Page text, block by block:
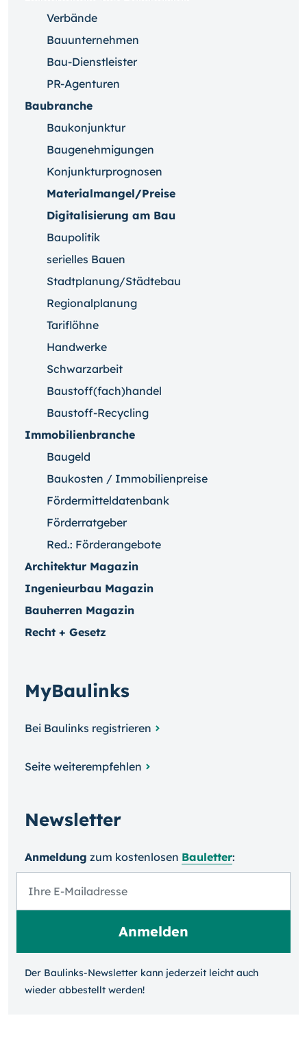
Verbände
Bauunternehmen
Bau-Dienstleister
PR-Agenturen
Baubranche
Baukonjunktur
Baugenehmigungen
Konjunkturprognosen
Materialmangel/Preise
Digitalisierung am Bau
Baupolitik
serielles Bauen
Stadtplanung/Städtebau
Regionalplanung
Tariflöhne
Handwerke
Schwarzarbeit
Baustoff(fach)handel
Baustoff-Recycling
Immobilienbranche
Baugeld
Baukosten / Immobilienpreise
Fördermitteldatenbank
Förderratgeber
Red.: Förderangebote
Architektur Magazin
Ingenieurbau Magazin
Bauherren Magazin
Recht + Gesetz
MyBaulinks
Bei Baulinks registrieren
Seite weiterempfehlen
Newsletter
Anmeldung zum kosten­losen Bauletter:
Der Baulinks-Newsletter kann jeder­zeit leicht auch
wieder ab­bestellt werden!